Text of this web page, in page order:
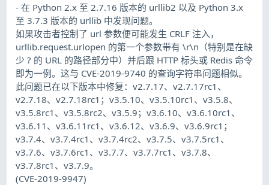
- 在 Python 2.x 至 2.7.16 版本的 urllib2 以及 Python 3.x
至 3.7.3 版本的 urllib 中发现问题。
如果攻击者控制了 url 参数便可能发生 CRLF 注入，
urllib.request.urlopen 的第一个参数带有 \r\n（特别是在缺
少 ? 的 URL 的路径部分中）并后跟 HTTP 标头或 Redis 命令
即为一例。这与 CVE-2019-9740 的查询字符串问题相似。
此问题已在以下版本中修复：v2.7.17、v2.7.17rc1、
v2.7.18、v2.7.18rc1；v3.5.10、v3.5.10rc1、v3.5.8、
v3.5.8rc1、v3.5.8rc2、v3.5.9；v3.6.10、v3.6.10rc1、
v3.6.11、v3.6.11rc1、v3.6.12、v3.6.9、v3.6.9rc1；
v3.7.4、v3.7.4rc1、v3.7.4rc2、v3.7.5、v3.7.5rc1、
v3.7.6、v3.7.6rc1、v3.7.7、v3.7.7rc1、v3.7.8、
v3.7.8rc1、v3.7.9。
(CVE-2019-9947)